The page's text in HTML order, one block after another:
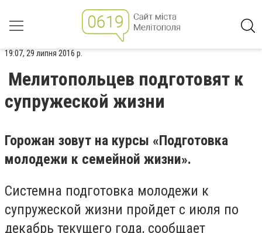
19:07, 29 липня 2016 р.
Мелитопольцев подготовят к
супружеской жизни
Горожан зовут на курсы «Подготовка
молодежи к семейной жизни».
Системна подготовка молодежи к
супружеской жизни пройдет с июля по
декабрь текущего года, сообщает